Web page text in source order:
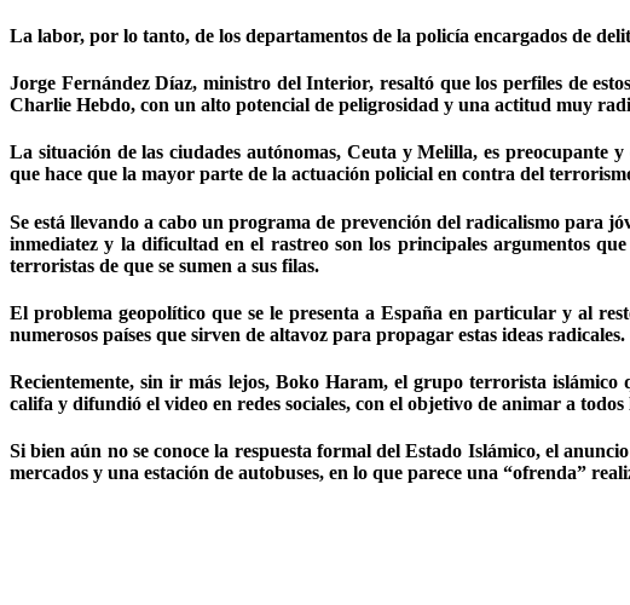
La labor, por lo tanto, de los departamentos de la policía encargados de
Jorge Fernández Díaz, ministro del Interior, resaltó que los perfiles de
Charlie Hebdo, con un alto potencial de peligrosidad y una actitud muy
La situación de las ciudades autónomas, Ceuta y Melilla, es preocupante
que hace que la mayor parte de la actuación policial en contra del
Se está llevando a cabo un programa de prevención del radicalismo para
inmediatez y la dificultad en el rastreo son los principales argumentos
terroristas de que se sumen a sus filas.
El problema geopolítico que se le presenta a España en particular y al
numerosos países que sirven de altavoz para propagar estas ideas radicales.
Recientemente, sin ir más lejos, Boko Haram, el grupo terrorista
califa y difundió el video en redes sociales, con el objetivo de animar a
Si bien aún no se conoce la respuesta formal del Estado Islámico, el
mercados y una estación de autobuses, en lo que parece una “ofrenda”